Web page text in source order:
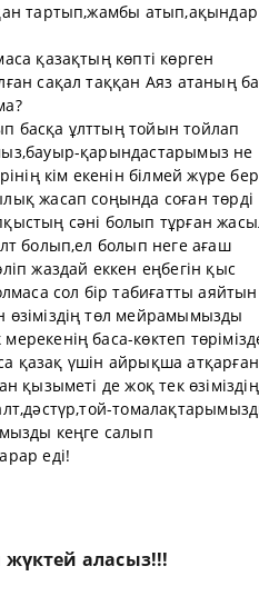
тартып,жамбы атып,ақындар
қазақтың көпті көрген
сақал таққан Аяз атаның
басқа ұлттың тойын тойлап
қарындастарымыз не
кім екенін білмей жүре
жасап соңында соған төрді
сәні болып тұрған
болып,ел болып неге ағаш
жаздай еккен еңбегін қыс
сол бір табиғатты
төл мейрамымызды
баса-көктеп
қазақ үшін айрықша атқарған
қызыметі де жоқ тек өзіміздің
кеңге салып
еді!
жүктей аласыз!!!